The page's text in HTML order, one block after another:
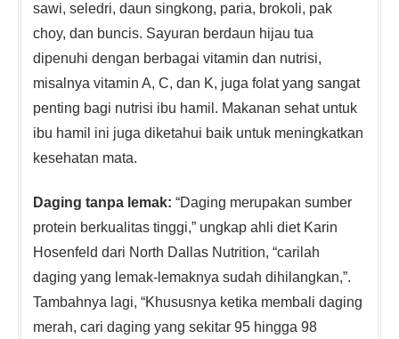
sawi, seledri, daun singkong, paria, brokoli, pak
choy, dan buncis. Sayuran berdaun hijau tua
dipenuhi dengan berbagai vitamin dan nutrisi,
misalnya vitamin A, C, dan K, juga folat yang sangat
penting bagi nutrisi ibu hamil. Makanan sehat untuk
ibu hamil ini juga diketahui baik untuk meningkatkan
kesehatan mata.
Daging tanpa lemak: “Daging merupakan sumber
protein berkualitas tinggi,” ungkap ahli diet Karin
Hosenfeld dari North Dallas Nutrition, “carilah
daging yang lemak-lemaknya sudah dihilangkan,”.
Tambahnya lagi, “Khususnya ketika membali daging
merah, cari daging yang sekitar 95 hingga 98